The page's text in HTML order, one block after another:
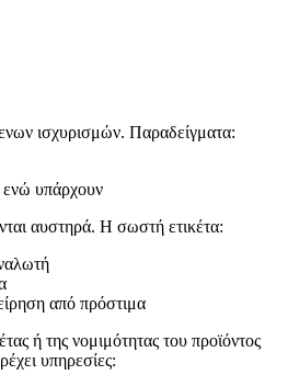
ισχυρισμών. Παραδείγματα:
ενώ υπάρχουν
αυστηρά. Η σωστή ετικέτα:
από πρόστιμα
ή της νομιμότητας του προϊόντος
υπηρεσίες: